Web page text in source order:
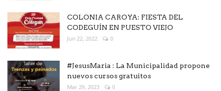
COLONIA CAROYA: FIESTA DEL
CODEGUÍN EN PUESTO VIEJO
Jun 22, 2022 0
#JesusMaria : La Municipalidad propone
nuevos cursos gratuitos
Mar 29, 2023 0